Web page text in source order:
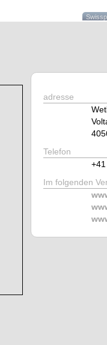
adresse
Telefon
Im folgenden